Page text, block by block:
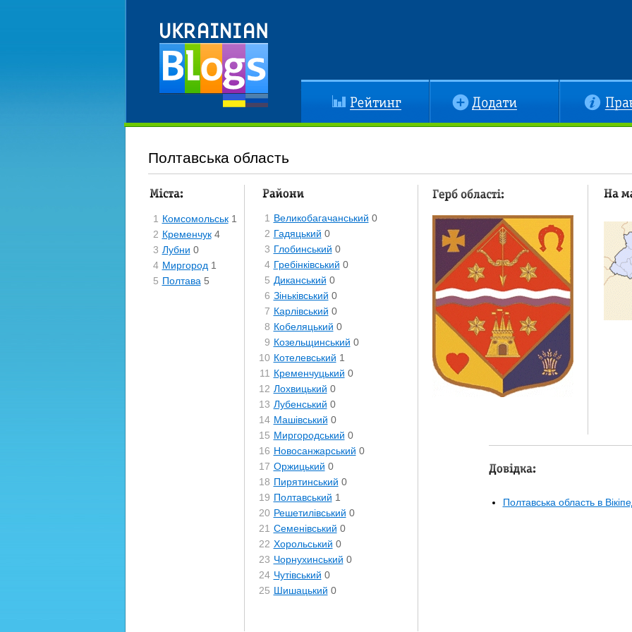
Рейтинг Додати Правила
Полтавська область
Міста
1 Комсомольськ1
2 Кременчук4
3 Лубни 0
4 Миргород 1
5 Полтава 5
Райони
1 Великобагачанський 0
2 Гадяцький 0
3 Глобинський 0
4 Гребінківський 0
5 Диканський 0
6 Зіньківський 0
7 Карлівський 0
8 Кобеляцький 0
9 Козельщинський 0
10 Котелевський 1
11 Кременчуцький 0
12 Лохвицький 0
13 Лубенський 0
14 Машівський 0
15 Миргородський 0
16 Новосанжарський 0
17 Оржицький 0
18 Пирятинський 0
19 Полтавський 1
20 Решетилівський 0
21 Семенівський 0
22 Хорольський 0
23 Чорнухинський 0
24 Чутівський 0
25 Шишацький 0
Герб області: На
Довідка:
Полтавська область в